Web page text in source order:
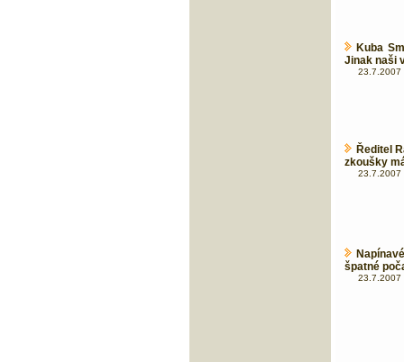
Kuba
Jinak naši
23.7.2007
Ředitel
zkoušky
23.7.2007
špatné
23.7.2007